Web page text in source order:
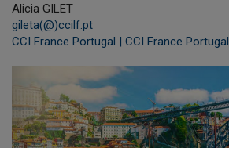
Alicia GILET
gileta(@)ccilf.pt
CCI France Portugal | CCI France Portugal